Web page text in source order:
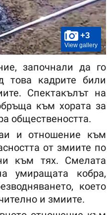
+3
View gallery
започнали да го
това кадрите били
Спектакълът на
към хората за
обществеността.
и отношение към
от змиите по
към тях. Смелата
умиращата кобра,
което
и змиите.